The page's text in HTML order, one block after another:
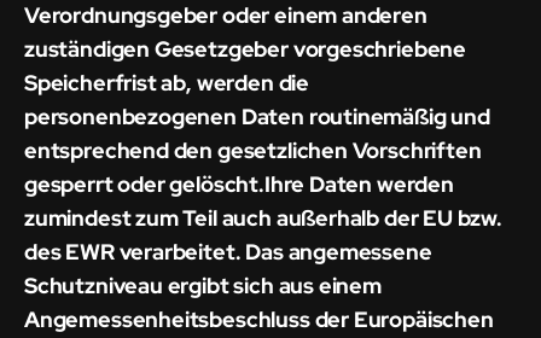
Verordnungsgeber oder einem anderen
zuständigen Gesetzgeber vorgeschriebene
Speicherfrist ab, werden die
personenbezogenen Daten routinemäßig und
entsprechend den gesetzlichen Vorschriften
gesperrt oder gelöscht.Ihre Daten werden
zumindest zum Teil auch außerhalb der EU bzw.
des EWR verarbeitet. Das angemessene
Schutzniveau ergibt sich aus einem
Angemessenheitsbeschluss der Europäischen